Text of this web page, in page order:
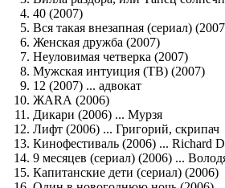
40 (2007)
Вся такая внезапная (сериал)
Женская дружба (2007)
Неуловимая четверка (2007)
Мужская интуиция (ТВ) (2007)
12 (2007) ... адвокат
ЖАRА (2006)
Дикари (2006) ... Мурзя
Лифт (2006) ... Григорий, скрипач
Кинофестиваль (2006) ... Richard
9 месяцев (сериал) (2006) ...
Капитанские дети (сериал) (2006)